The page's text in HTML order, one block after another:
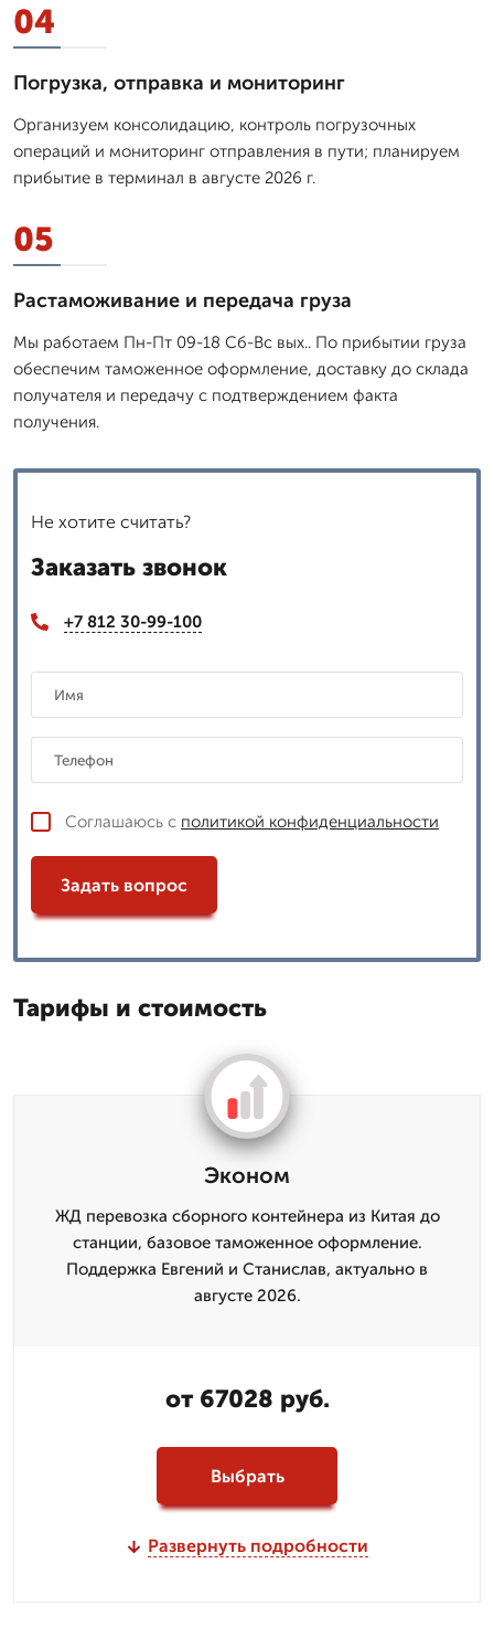
04
Погрузка, отправка и мониторинг
Организуем консолидацию, контроль погрузочных
операций и мониторинг отправления в пути; планируем
прибытие в терминал в августе 2026 г.
05
Растаможивание и передача груза
Мы работаем Пн-Пт 09-18 Сб-Вс вых.. По прибытии груза
обеспечим таможенное оформление, доставку до склада
получателя и передачу с подтверждением факта
получения.
Не хотите считать?
Заказать звонок
+7 812 30-99-100
Соглашаюсь с политикой конфиденциальности
Задать вопрос
Тарифы и стоимость
Эконом
ЖД перевозка сборного контейнера из Китая до
станции, базовое таможенное оформление.
Поддержка Евгений и Станислав, актуально в
августе 2026.
от 67028 руб.
Выбрать
Развернуть подробности